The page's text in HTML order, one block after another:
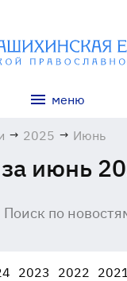
меню
→ 2025 → Июнь
июнь
2023 2022